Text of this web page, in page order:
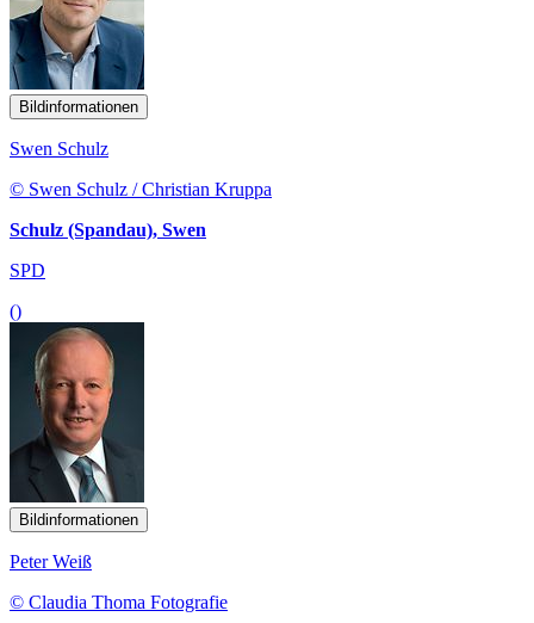
Bildinformationen
Swen Schulz
© Swen Schulz / Christian Kruppa
Schulz (Spandau), Swen
SPD
()
Bildinformationen
Peter Weiß
© Claudia Thoma Fotografie